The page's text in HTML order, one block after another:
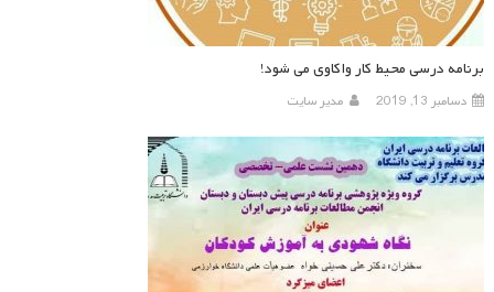
برنامه درسی محیط کار واکاوی می شود!
دسامبر 13, 2019 مدیر سایت